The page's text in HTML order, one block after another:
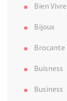
Bien Vivre
Bijoux
Brocante
Buisness
Business